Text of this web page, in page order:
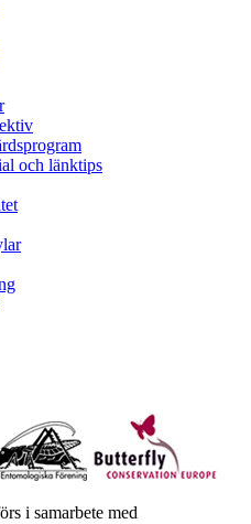
och länktips
i samarbete med